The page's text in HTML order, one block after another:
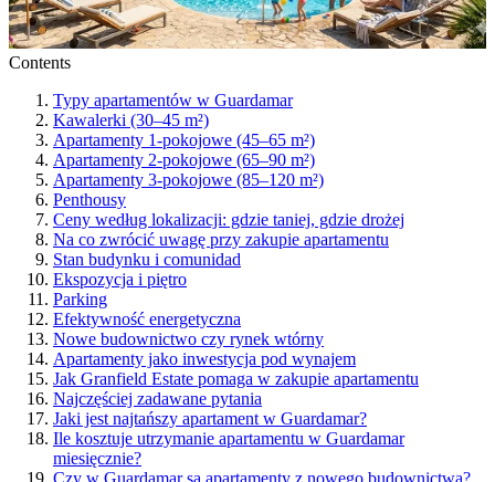
Contents
Typy apartamentów w Guardamar
Kawalerki (30–45 m²)
Apartamenty 1-pokojowe (45–65 m²)
Apartamenty 2-pokojowe (65–90 m²)
Apartamenty 3-pokojowe (85–120 m²)
Penthousy
Ceny według lokalizacji: gdzie taniej, gdzie drożej
Na co zwrócić uwagę przy zakupie apartamentu
Stan budynku i comunidad
Ekspozycja i piętro
Parking
Efektywność energetyczna
Nowe budownictwo czy rynek wtórny
Apartamenty jako inwestycja pod wynajem
Jak Granfield Estate pomaga w zakupie apartamentu
Najczęściej zadawane pytania
Jaki jest najtańszy apartament w Guardamar?
Ile kosztuje utrzymanie apartamentu w Guardamar
miesięcznie?
Czy w Guardamar są apartamenty z nowego budownictwa?